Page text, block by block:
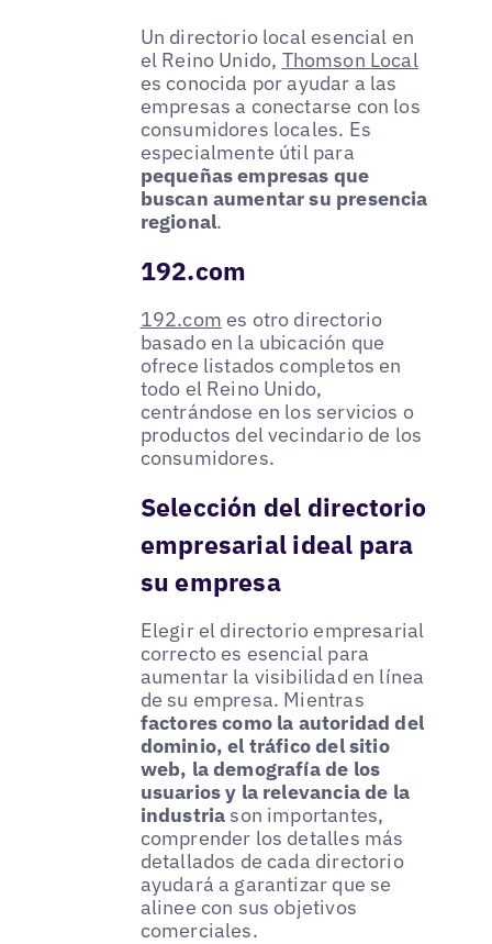
Un directorio local esencial en
el Reino Unido, Thomson Local
es conocida por ayudar a las
empresas a conectarse con los
consumidores locales. Es
especialmente útil para
pequeñas empresas que
buscan aumentar su presencia
regional.
192.com
192.com es otro directorio
basado en la ubicación que
ofrece listados completos en
todo el Reino Unido,
centrándose en los servicios o
productos del vecindario de los
consumidores.
Selección del directorio
empresarial ideal para
su empresa
Elegir el directorio empresarial
correcto es esencial para
aumentar la visibilidad en línea
de su empresa. Mientras
factores como la autoridad del
dominio, el tráfico del sitio
web, la demografía de los
usuarios y la relevancia de la
industria son importantes,
comprender los detalles más
detallados de cada directorio
ayudará a garantizar que se
alinee con sus objetivos
comerciales.